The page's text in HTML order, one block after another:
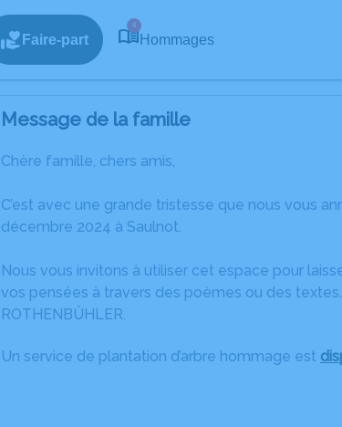
Faire-part
4
Hommages
Message de la famille
Chère famille, chers amis,
C’est avec une grande tristesse que nous vous
décembre 2024 à Saulnot.
Nous vous invitons à utiliser cet espace pour
vos pensées à travers des poèmes ou des
ROTHENBÜHLER.
Un service de plantation d’arbre hommage est